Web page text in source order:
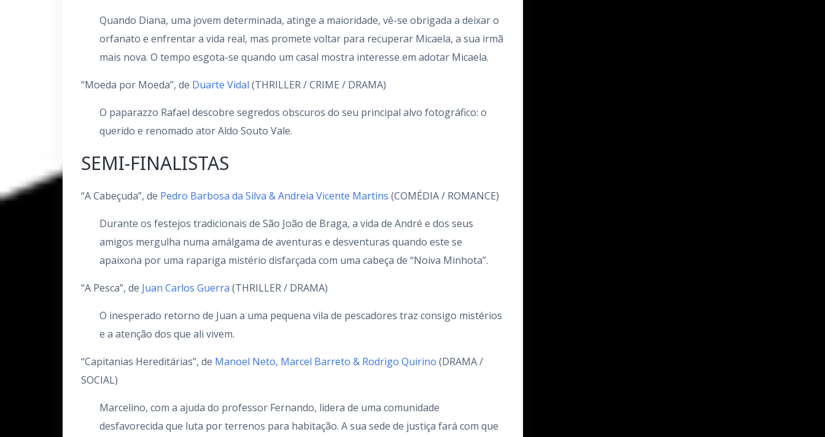
Quando Diana, uma jovem determinada, atinge a maioridade, vê-se obrigada a deixar o
orfanato e enfrentar a vida real, mas promete voltar para recuperar Micaela, a sua irmã
mais nova. O tempo esgota-se quando um casal mostra interesse em adotar Micaela.
“Moeda por Moeda”, de Duarte Vidal (THRILLER / CRIME / DRAMA)
O paparazzo Rafael descobre segredos obscuros do seu principal alvo fotográfico: o
querido e renomado ator Aldo Souto Vale.
SEMI-FINALISTAS
“A Cabeçuda”, de Pedro Barbosa da Silva & Andreia Vicente Martins (COMÉDIA / ROMANCE)
Durante os festejos tradicionais de São João de Braga, a vida de André e dos seus
amigos mergulha numa amálgama de aventuras e desventuras quando este se
apaixona por uma rapariga mistério disfarçada com uma cabeça de “Noiva Minhota”.
“A Pesca”, de Juan Carlos Guerra (THRILLER / DRAMA)
O inesperado retorno de Juan a uma pequena vila de pescadores traz consigo mistérios
e a atenção dos que ali vivem.
“Capitanias Hereditárias”, de Manoel Neto, Marcel Barreto & Rodrigo Quirino (DRAMA /
SOCIAL)
Marcelino, com a ajuda do professor Fernando, lidera de uma comunidade
desfavorecida que luta por terrenos para habitação. A sua sede de justiça fará com que